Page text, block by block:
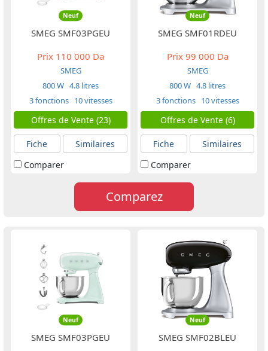
Neuf
SMEG SMF03PGEU
Prix 110 000 Da
SMEG
800 W 4.8 litres
3 fonctions 10 vitesses
Offres de Vente (23)
Fiche
Similaires
Comparer
Neuf
SMEG SMF01RDEU
Prix99 000 Da
SMEG
800 W 4.8 litres
3 fonctions 10 vitesses
Offres de Vente (6)
Fiche
Similaires
Comparer
Comparez
Neuf
SMEG SMF03PGEU
Neuf
SMEG SMF02BLEU